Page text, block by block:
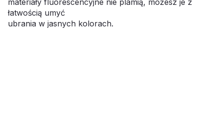
łatwością umyć
ubrania w jasnych kolorach.